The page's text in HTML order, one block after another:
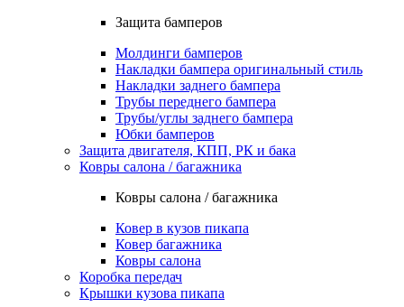
Защита бамперов
Молдинги бамперов
Накладки бампера оригинальный стиль
Накладки заднего бампера
Трубы переднего бампера
Трубы/углы заднего бампера
Юбки бамперов
Защита двигателя, КПП, РК и бака
Ковры салона / багажника
Ковры салона / багажника
Ковер в кузов пикапа
Ковер багажника
Ковры салона
Коробка передач
Крышки кузова пикапа